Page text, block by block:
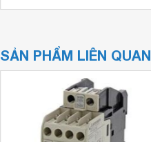
SẢN PHẨM LIÊN QUAN